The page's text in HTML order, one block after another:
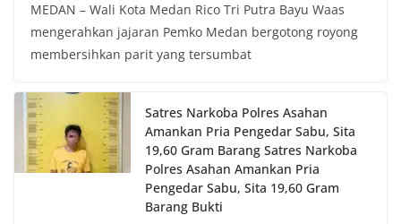
MEDAN – Wali Kota Medan Rico Tri Putra Bayu Waas
mengerahkan jajaran Pemko Medan bergotong royong
membersihkan parit yang tersumbat
Satres Narkoba Polres Asahan
Amankan Pria Pengedar Sabu, Sita
19,60 Gram Barang Satres Narkoba
Polres Asahan Amankan Pria
Pengedar Sabu, Sita 19,60 Gram
Barang Bukti